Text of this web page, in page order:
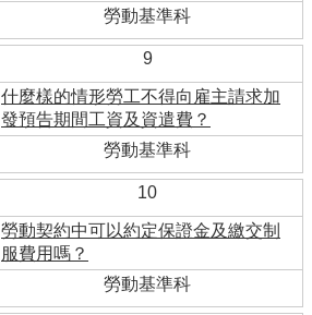
勞動基準科
9
什麼樣的情形勞工不得向雇主請求加
發預告期間工資及資遣費？
勞動基準科
10
勞動契約中可以約定保證金及繳交制
服費用嗎？
勞動基準科